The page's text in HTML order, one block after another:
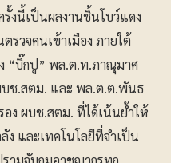
งนี้เป็นผลงานชิ้นโบว์แดง
รวจคนเข้าเมือง ภายใต้
“บิ๊กปู” พล.ต.ท.ภาณุมาศ
ช.สตม. และ พล.ต.ต.พันธ
ง ผบช.สตม. ที่ได้เน้นย้ำให้
ง และเทคโนโลยีที่จำเป็น